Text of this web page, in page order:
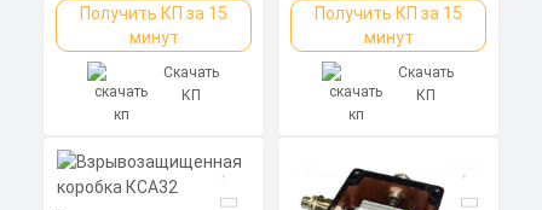
Получить КП за 15
минут
Скачать
КП
Получить КП за 15
минут
Скачать
КП